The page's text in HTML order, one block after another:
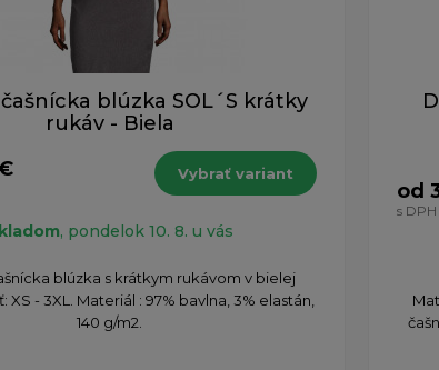
blúzka SOL´S krátky
rukáv - Biela
Vybrať variant
, pondelok 10. 8. u vás
blúzka s krátkym rukávom v bielej
XS - 3XL. Materiál : 97% bavlna, 3% elastán,
140 g/m2.
od
s DPH